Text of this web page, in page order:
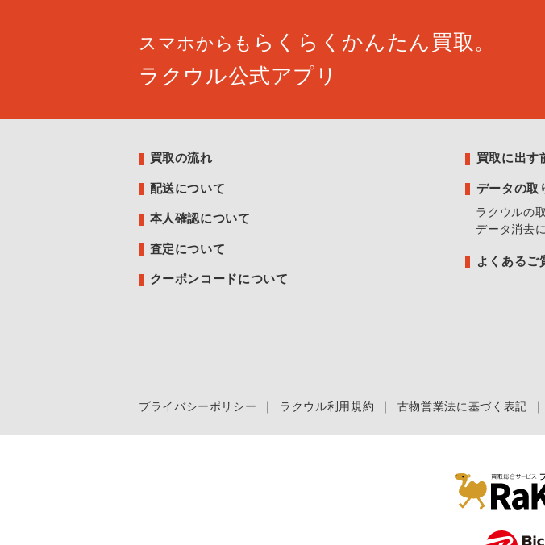
スマホからも らくらくかんたん買取。
ラクウル公式アプリ
買取の流れ
配送について
本人確認について
査定について
クーポンコードについて
買取に出す
データの取
ラクウルの
データ消去
よくあるご
プライバシーポリシー ｜ ラクウル利用規約 ｜ 古物営業法に基づく表記 ｜